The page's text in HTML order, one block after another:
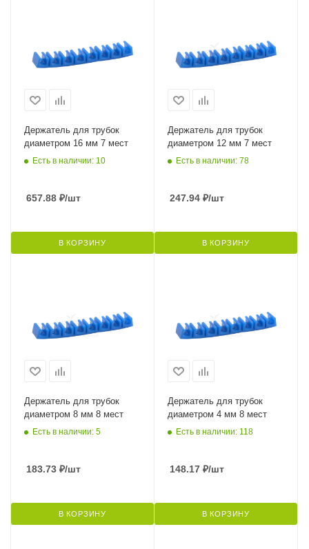
Держатель для трубок
диаметром 16 мм 7 мест
Есть в наличии: 10
657.88 ₽/шт
В КОРЗИНУ
Держатель для трубок
диаметром 12 мм 7 мест
Есть в наличии: 78
247.94 ₽/шт
В КОРЗИНУ
Держатель для трубок
диаметром 8 мм 8 мест
Есть в наличии: 5
183.73 ₽/шт
В КОРЗИНУ
Держатель для трубок
диаметром 4 мм 8 мест
Есть в наличии: 118
148.17 ₽/шт
В КОРЗИНУ